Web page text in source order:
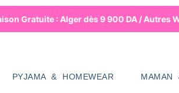
Gratuite : Alger dès 9 900 DA / Autres
PYJAMA & HOMEWEAR MAMAN